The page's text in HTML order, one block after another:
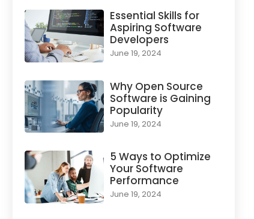
Essential Skills for
Aspiring Software
Developers
June 19, 2024
Why Open Source
Software is Gaining
Popularity
June 19, 2024
5 Ways to Optimize
Your Software
Performance
June 19, 2024